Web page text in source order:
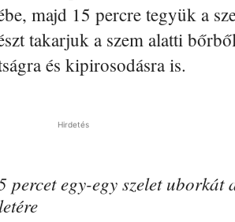
majd 15 percre tegyük a
takarjuk a szem alatti
és kipirosodásra is.
Hirdetés
egy-egy szelet uborkát